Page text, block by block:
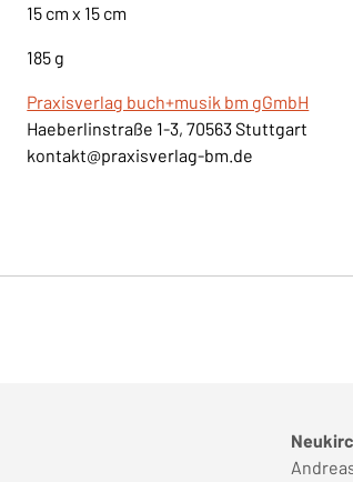
15 cm x 15 cm
185 g
Praxisverlag buch+musik bm gGmbH
Haeberlinstraße 1-3, 70563 Stuttgart
kontakt@praxisverlag-bm.de